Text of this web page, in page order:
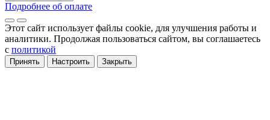
Подробнее об оплате
Этот сайт использует файлы cookie, для улучшения работы и
аналитики. Продолжая пользоваться сайтом, вы соглашаетесь
с политикой
Принять Настроить Закрыть